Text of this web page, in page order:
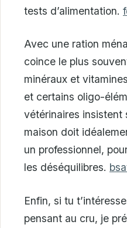
tests d’alimentation.
Avec une ration
coince le plus
minéraux et
et certains oligo-
vétérinaires insistent
maison doit
un professionnel,
les déséquilibres.
Enfin, si tu
pensant au cru, je